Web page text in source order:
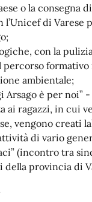
o la consegna
l’Unicef di Varese
con la
percorso
ambientale;
Arsago è per noi”
ai ragazzi, in cui
vengono creati
di vario
(incontro tra
della provincia di